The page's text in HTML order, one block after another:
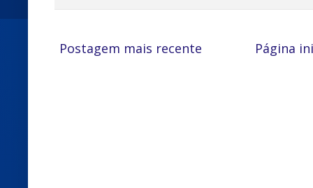
Postagem mais recente Página